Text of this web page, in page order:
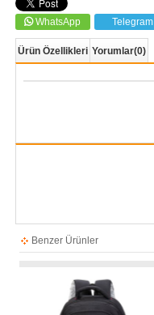
WhatsApp Telegram
Ürün Özellikleri Yorumlar(0)
Benzer Ürünler